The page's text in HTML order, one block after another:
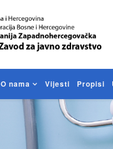
O nama Vijesti Propisi